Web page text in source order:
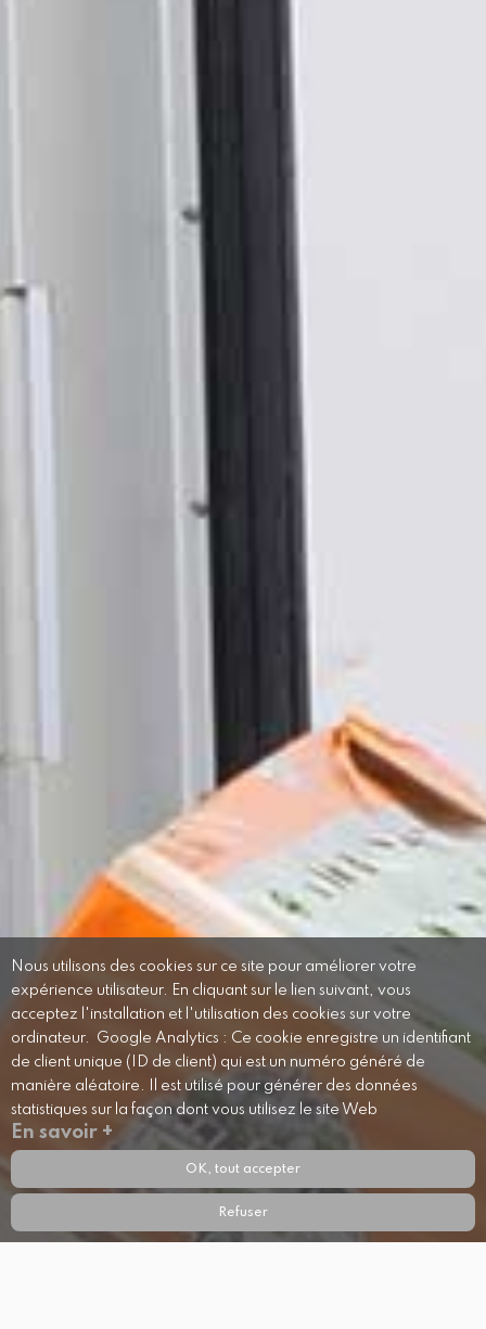
Nous utilisons des cookies sur ce site pour améliorer votre
expérience utilisateur. En cliquant sur le lien suivant, vous
acceptez l'installation et l'utilisation des cookies sur votre
ordinateur. Google Analytics : Ce cookie enregistre un identifiant
de client unique (ID de client) qui est un numéro généré de
manière aléatoire. Il est utilisé pour générer des données
statistiques sur la façon dont vous utilisez le site Web
En savoir +
OK, tout accepter
Refuser